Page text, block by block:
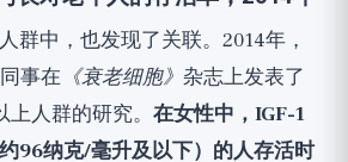
群中，也发现了关联。2014年，
事在 《衰老细胞》 杂志上发表了
人群的研究。 在女性中，IGF-1
96纳克/毫升及以下）的人存活时